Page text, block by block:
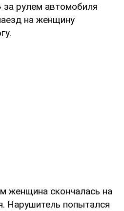
за рулем автомобиля
на женщину
женщина скончалась на
Нарушитель попытался